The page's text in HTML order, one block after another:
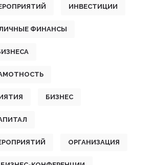
ИНВЕСТИЦИИ
ФИНАНСЫ
БИЗНЕС
ОРГАНИЗАЦИЯ